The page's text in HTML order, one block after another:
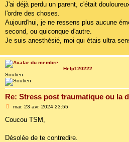
J'ai déjà perdu un parent, c'était
l'ordre des choses.
Aujourd'hui, je ne ressens plus aucune
second, ou quiconque d'autre.
Je suis anesthésié, moi qui étais ultra
Help120222
Soutien
Re: Stress post traumatique ou la
M
s
g
mar. 23 avr. 2024 23:55
Coucou TSM,
Désolée de te contredire.